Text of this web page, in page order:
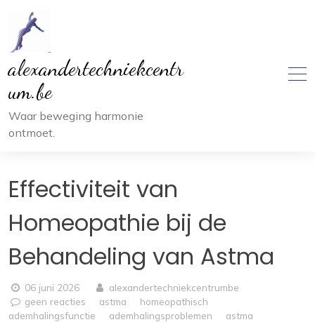
inhoud
alexandertechniekcentr
um.be
Waar beweging harmonie
ontmoet.
Effectiviteit van
Homeopathie bij de
Behandeling van Astma
06 juni 2026
alexandertechniekcentrumbe
geen reacties
astma
homeopathisch
ademhalingsfunctie
ademhalingsproblemen
astma